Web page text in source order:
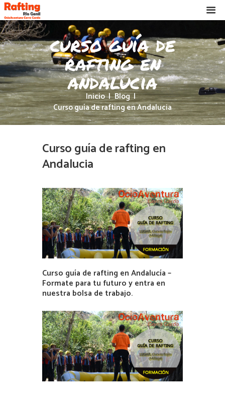
curso guía de
rafting en
andalucia
Inicio
Blog
Curso guía de rafting en Andalucia
Curso guía de rafting en
Andalucia
Curso guía de rafting en Andalucía –
Formate para tu futuro y entra en
nuestra bolsa de trabajo.